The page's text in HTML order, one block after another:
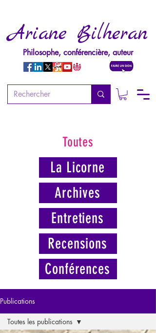
Ariane Bilheran
Philosophe, conférencière, auteur
Toutes
La Licorne
Archives
Entretiens
Recensions
Conférences
Publications
Toutes les publications